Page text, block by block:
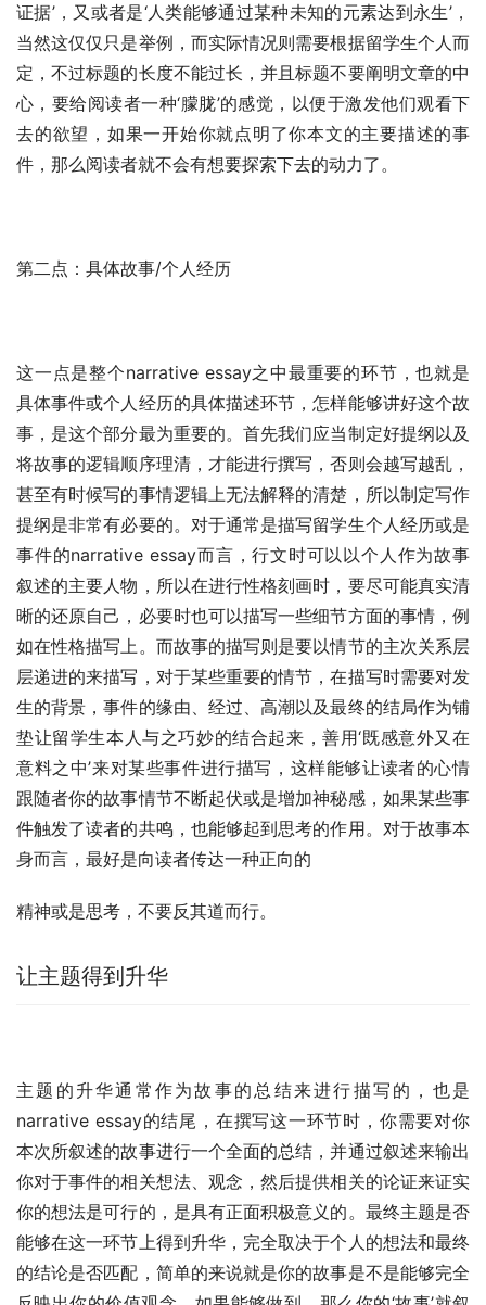
证据’，又或者是‘人类能够通过某种未知的元素达到永生’，
当然这仅仅只是举例，而实际情况则需要根据留学生个人而
定，不过标题的长度不能过长，并且标题不要阐明文章的中
心，要给阅读者一种‘朦胧’的感觉，以便于激发他们观看下
去的欲望，如果一开始你就点明了你本文的主要描述的事
件，那么阅读者就不会有想要探索下去的动力了。
第二点：具体故事/个人经历
这一点是整个narrative essay之中最重要的环节，也就是
具体事件或个人经历的具体描述环节，怎样能够讲好这个故
事，是这个部分最为重要的。首先我们应当制定好提纲以及
将故事的逻辑顺序理清，才能进行撰写，否则会越写越乱，
甚至有时候写的事情逻辑上无法解释的清楚，所以制定写作
提纲是非常有必要的。对于通常是描写留学生个人经历或是
事件的narrative essay而言，行文时可以以个人作为故事
叙述的主要人物，所以在进行性格刻画时，要尽可能真实清
晰的还原自己，必要时也可以描写一些细节方面的事情，例
如在性格描写上。而故事的描写则是要以情节的主次关系层
层递进的来描写，对于某些重要的情节，在描写时需要对发
生的背景，事件的缘由、经过、高潮以及最终的结局作为铺
垫让留学生本人与之巧妙的结合起来，善用‘既感意外又在
意料之中’来对某些事件进行描写，这样能够让读者的心情
跟随者你的故事情节不断起伏或是增加神秘感，如果某些事
件触发了读者的共鸣，也能够起到思考的作用。对于故事本
身而言，最好是向读者传达一种正向的
精神或是思考，不要反其道而行。
让主题得到升华
主题的升华通常作为故事的总结来进行描写的，也是
narrative essay的结尾，在撰写这一环节时，你需要对你
本次所叙述的故事进行一个全面的总结，并通过叙述来输出
你对于事件的相关想法、观念，然后提供相关的论证来证实
你的想法是可行的，是具有正面积极意义的。最终主题是否
能够在这一环节上得到升华，完全取决于个人的想法和最终
的结论是否匹配，简单的来说就是你的故事是不是能够完全